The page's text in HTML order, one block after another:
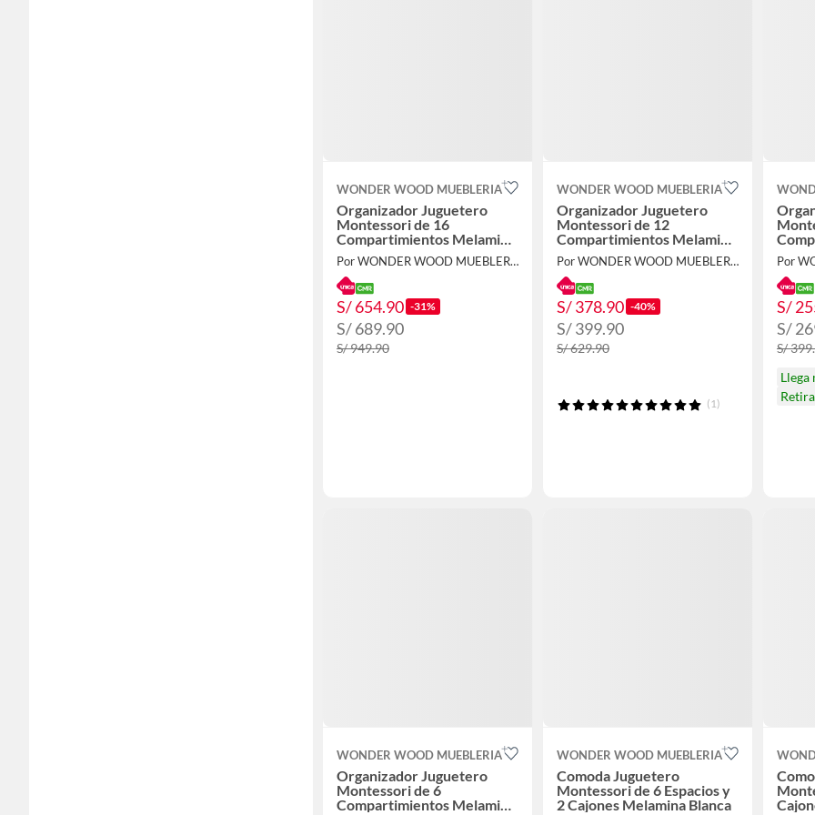
WONDER WOOD MUEBLERIA
Organizador Juguetero
Montessori de 16
Compartimientos Melamina
Blanca
Por WONDER WOOD MUEBLERIA
S/ 654.90 -31%
S/ 689.90
S/ 949.90
WONDER WOOD MUEBLERIA
Organizador Juguetero
Montessori de 12
Compartimientos Melamina
Blanca
Por WONDER WOOD MUEBLERIA
S/ 378.90 -40%
S/ 399.90
S/ 629.90
(1)
S/
S/
S/
Llega
WONDER WOOD MUEBLERIA
Organizador Juguetero
Montessori de 6
Compartimientos Melamina
WONDER WOOD MUEBLERIA
Comoda Juguetero
Montessori de 6 Espacios y
2 Cajones Melamina Blanca